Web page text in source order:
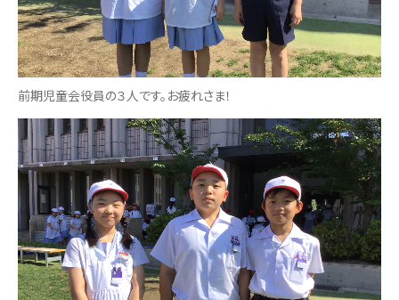
前期児童会役員の３人です。お疲れさま！